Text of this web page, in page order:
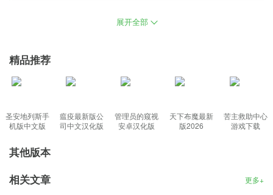
cf活动助手官方最新版用户可以一键签到和领取所有CF礼包，可以
每天都有数不尽的惊喜活动等你领取，是CF玩家必备的实用助手。
功能：
件让用户一键了解最新活动
定按钮即可
展开全部
精品推荐
圣安地列斯手
机版中文版
瘟疫最新版公
司中文汉化版
管理员的窥视
安卓汉化版
天下布魔最新
版2026
苦主救助中心
游戏下载
其他版本
相关文章
更多+